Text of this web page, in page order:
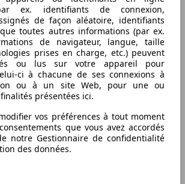
75
ex. identifiants de connexion,
de façon aléatoire, identifiants
toutes autres informations (par ex.
de navigateur, langue, taille
prises en charge, etc.) peuvent
ou lus sur votre appareil pour
ci à chacune de ses connexions à
ou à un site Web, pour une ou
présentées ici.
vos préférences à tout moment
que vous avez accordés
notre Gestionnaire de confidentialité
des données.